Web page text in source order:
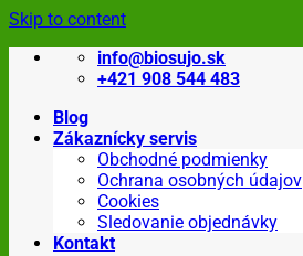
Skip to content
info@biosujo.sk
+421 908 544 483
Blog
Zákaznícky servis
Obchodné podmienky
Ochrana osobných údajov
Cookies
Sledovanie objednávky
Kontakt